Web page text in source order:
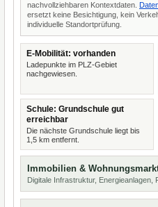
nachvollziehbaren Kontextdaten.
ersetzt keine Besichtigung, kein
individuelle Standortprüfung.
E-Mobilität: vorhanden
Ladepunkte im PLZ-Gebiet
nachgewiesen.
Schule: Grundschule gut
erreichbar
Die nächste Grundschule liegt bis
1,5 km entfernt.
Immobilien &
Digitale Infrastruktur, Energieanlagen,